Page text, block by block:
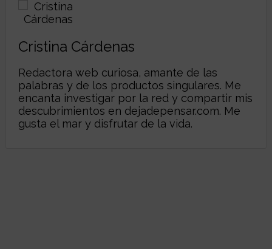
Cristina Cárdenas
Redactora web curiosa, amante de las
palabras y de los productos singulares. Me
encanta investigar por la red y compartir mis
descubrimientos en dejadepensar.com. Me
gusta el mar y disfrutar de la vida.